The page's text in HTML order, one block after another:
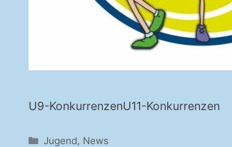
U9-KonkurrenzenU11-Konkurrenzen
Kategorien
Jugend, News